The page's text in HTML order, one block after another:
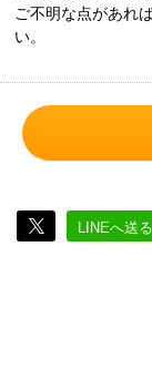
ご不明な点があれ
い。
LINEへ送る